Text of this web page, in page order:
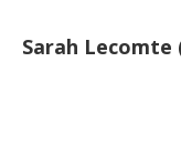
Sarah Lecomte